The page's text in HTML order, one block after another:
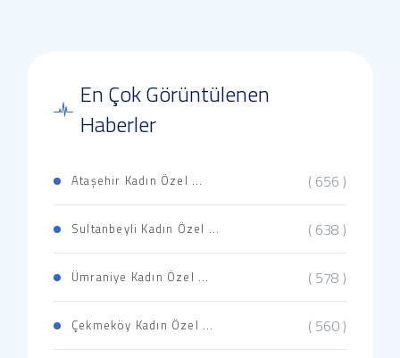
En Çok Görüntülenen
Haberler
Ataşehir Kadın Özel ... ( 656 )
Sultanbeyli Kadın Özel ... ( 638 )
Ümraniye Kadın Özel ... ( 578 )
Çekmeköy Kadın Özel ... ( 560 )